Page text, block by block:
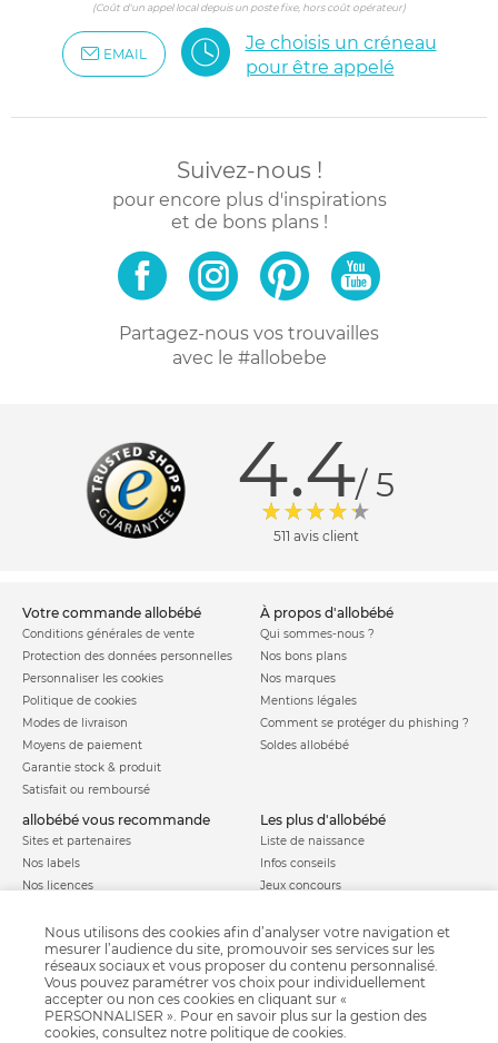
(Coût d'un appel local depuis un poste fixe, hors coût opérateur)
EMAIL
Je choisis un créneau
pour être appelé
Suivez-nous !
pour encore plus d'inspirations
et de bons plans !
Partagez-nous vos trouvailles
avec le #allobebe
4.4/ 5
511 avis client
votre commande allobébé
Conditions générales de vente
Protection des données personnelles
Personnaliser les cookies
Politique de cookies
Modes de livraison
Moyens de paiement
Garantie stock & produit
Satisfait ou remboursé
à propos d'allobébé
Qui sommes-nous ?
Nos bons plans
Nos marques
Mentions légales
Comment se protéger du phishing ?
Soldes allobébé
allobébé vous recommande
Sites et partenaires
Nos labels
Nos licences
les plus d'allobébé
Liste de naissance
Infos conseils
Jeux concours
Parrainage
Paiement sécurisé
Charte qualité
Nous utilisons des cookies afin d’analyser votre navigation et
mesurer l’audience du site, promouvoir ses services sur les
réseaux sociaux et vous proposer du contenu personnalisé.
Vous pouvez paramétrer vos choix pour individuellement
accepter ou non ces cookies en cliquant sur «
PERSONNALISER ». Pour en savoir plus sur la gestion des
cookies, consultez notre politique de cookies.